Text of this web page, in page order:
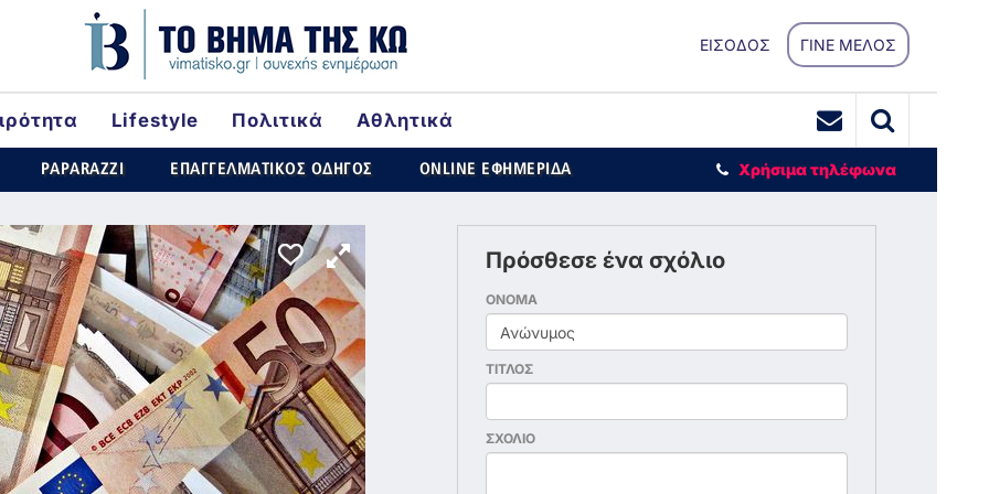
ΕΙΣΟΔΟΣ ΓΙΝΕ ΜΕΛΟΣ
Lifestyle Πολιτικά
Αθλητικά
PAPARAZZI ΕΠΑΓΓΕΛΜΑΤΙΚΟΣ ΟΔΗΓΟΣ ONLINE ΕΦΗΜΕΡΙΔΑ Χρήσιμα τηλέφωνα
Πρόσθεσε ένα σχόλιο
ΟΝΟΜΑ
ΤΙΤΛΟΣ
ΣΧΟΛΙΟ